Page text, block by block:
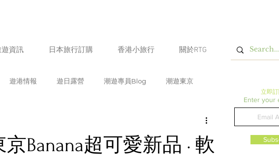
資訊 日本旅行訂購 香港小旅行 關於RTG
遊港情報 遊日露營 潮遊專員Blog 潮遊東京
Banana超可愛新品 · 軟
立即​
Enter your